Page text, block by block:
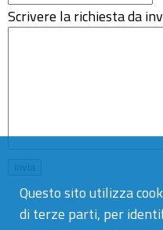
Questo sito utilizza
di terze parti, per
Scrivere la richiesta da